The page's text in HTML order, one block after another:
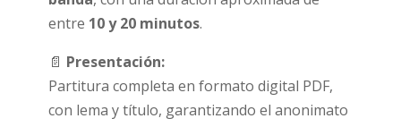
entre 10 y 20 minutos.
📄 Presentación:
Partitura completa en formato digital PDF,
con lema y título, garantizando el anonimato